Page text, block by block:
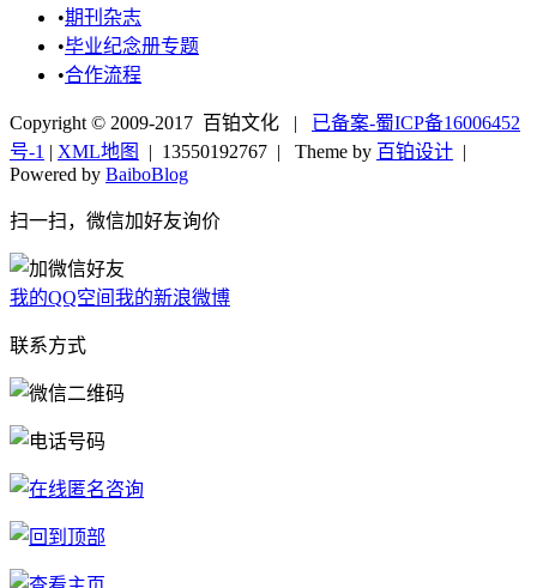
•期刊杂志
•毕业纪念册专题
•合作流程
Copyright © 2009-2017 百铂文化 | 已备案-蜀ICP备16006452
号-1 | XML地图 | 13550192767 | Theme by 百铂设计 |
Powered by BaiboBlog
扫一扫，微信加好友询价
我的QQ空间我的新浪微博
联系方式